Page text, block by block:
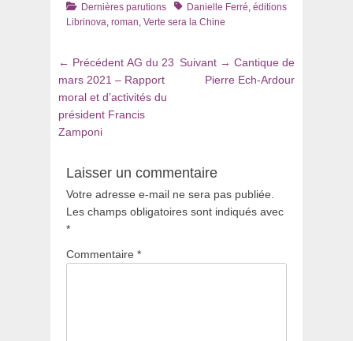
Catégories
Dernières parutions TagsDanielle Ferré, éditions
Librinova, roman, Verte sera la Chine
Navigation
de
l’article
← Précédent Article
précédent
:
AG du 23
mars 2021 – Rapport
moral et d’activités du
président Francis
Zamponi
Suivant → Article
suivant
Cantique de
Pierre Ech-Ardour
Laisser un commentaire
Votre adresse e-mail ne sera pas publiée.
Les champs obligatoires sont indiqués avec
*
Commentaire *